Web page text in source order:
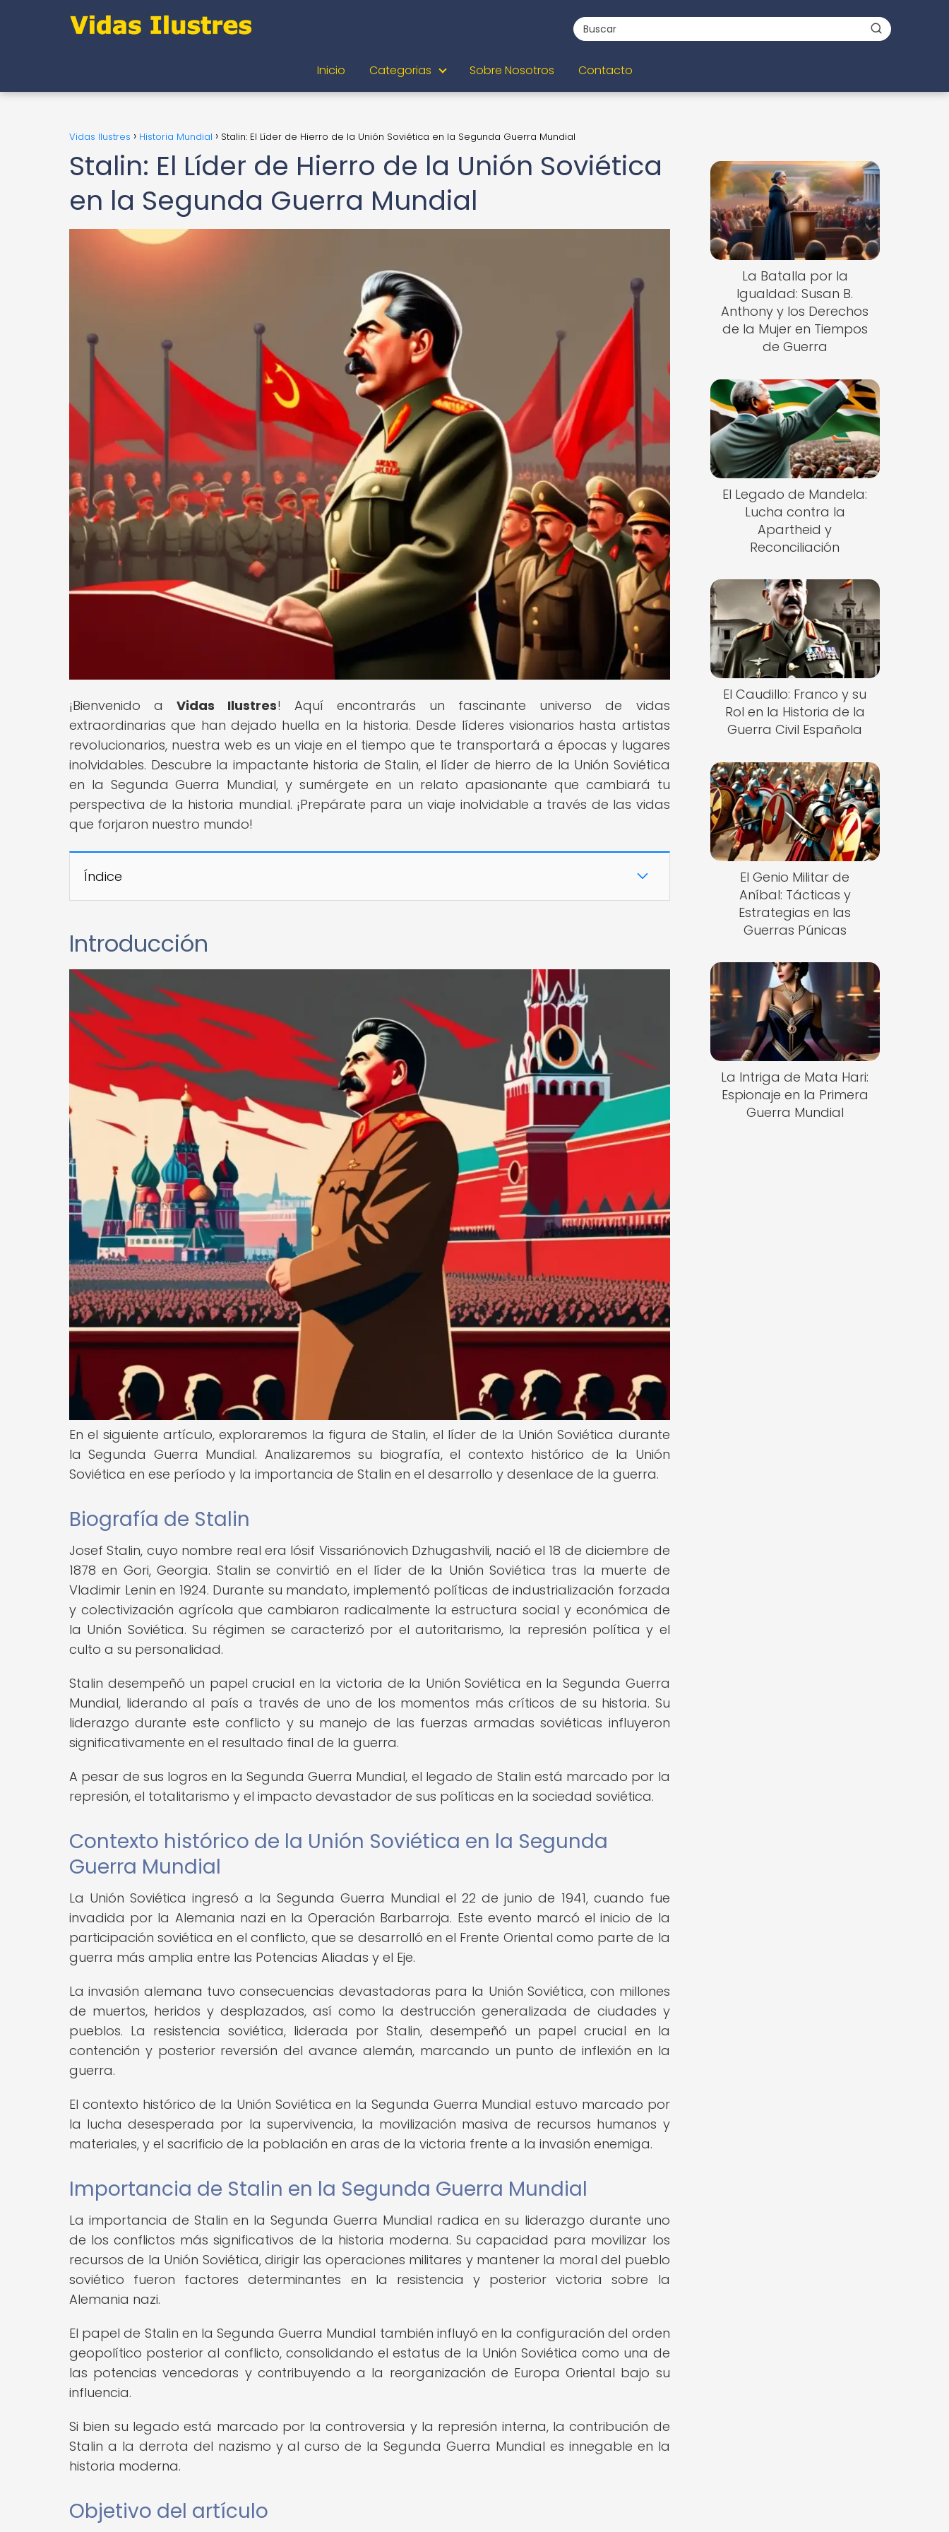
Inicio Categorias Sobre Nosotros Contacto
Vidas Ilustres Historia Mundial Stalin: El Líder de Hierro de la Unión Soviética en la Segunda Guerra Mundial
Stalin: El Líder de Hierro de la Unión Soviética
en la Segunda Guerra Mundial
¡Bienvenido aVidas Ilustres! Aquí encontrarás un fascinante universo de vidas
extraordinarias que han dejado huella en la historia. Desde líderes visionarios hasta artistas
revolucionarios, nuestra web es un viaje en el tiempo que te transportará a épocas y lugares
inolvidables. Descubre la impactante historia de Stalin, el líder de hierro de la Unión Soviética
en la Segunda Guerra Mundial, y sumérgete en un relato apasionante que cambiará tu
perspectiva de la historia mundial. ¡Prepárate para un viaje inolvidable a través de las vidas
que forjaron nuestro mundo!
Índice
Introducción
En el siguiente artículo, exploraremos la figura de Stalin, el líder de la Unión Soviética durante
la Segunda Guerra Mundial. Analizaremos su biografía, el contexto histórico de la Unión
Soviética en ese período y la importancia de Stalin en el desarrollo y desenlace de la guerra.
Biografía de Stalin
Josef Stalin, cuyo nombre real era Iósif Vissariónovich Dzhugashvili, nació el 18 de diciembre de
1878 en Gori, Georgia. Stalin se convirtió en el líder de la Unión Soviética tras la muerte de
Vladimir Lenin en 1924. Durante su mandato, implementó políticas de industrialización forzada
y colectivización agrícola que cambiaron radicalmente la estructura social y económica de
la Unión Soviética. Su régimen se caracterizó por el autoritarismo, la represión política y el
culto a su personalidad.
Stalin desempeñó un papel crucial en la victoria de la Unión Soviética en la Segunda Guerra
Mundial, liderando al país a través de uno de los momentos más críticos de su historia. Su
liderazgo durante este conflicto y su manejo de las fuerzas armadas soviéticas influyeron
significativamente en el resultado final de la guerra.
A pesar de sus logros en la Segunda Guerra Mundial, el legado de Stalin está marcado por la
represión, el totalitarismo y el impacto devastador de sus políticas en la sociedad soviética.
Contexto histórico de la Unión Soviética en la Segunda
Guerra Mundial
La Unión Soviética ingresó a la Segunda Guerra Mundial el 22 de junio de 1941, cuando fue
invadida por la Alemania nazi en la Operación Barbarroja. Este evento marcó el inicio de la
participación soviética en el conflicto, que se desarrolló en el Frente Oriental como parte de la
guerra más amplia entre las Potencias Aliadas y el Eje.
La invasión alemana tuvo consecuencias devastadoras para la Unión Soviética, con millones
de muertos, heridos y desplazados, así como la destrucción generalizada de ciudades y
pueblos. La resistencia soviética, liderada por Stalin, desempeñó un papel crucial en la
contención y posterior reversión del avance alemán, marcando un punto de inflexión en la
guerra.
El contexto histórico de la Unión Soviética en la Segunda Guerra Mundial estuvo marcado por
la lucha desesperada por la supervivencia, la movilización masiva de recursos humanos y
materiales, y el sacrificio de la población en aras de la victoria frente a la invasión enemiga.
Importancia de Stalin en la Segunda Guerra Mundial
La importancia de Stalin en la Segunda Guerra Mundial radica en su liderazgo durante uno
de los conflictos más significativos de la historia moderna. Su capacidad para movilizar los
recursos de la Unión Soviética, dirigir las operaciones militares y mantener la moral del pueblo
soviético fueron factores determinantes en la resistencia y posterior victoria sobre la
Alemania nazi.
El papel de Stalin en la Segunda Guerra Mundial también influyó en la configuración del orden
geopolítico posterior al conflicto, consolidando el estatus de la Unión Soviética como una de
las potencias vencedoras y contribuyendo a la reorganización de Europa Oriental bajo su
influencia.
Si bien su legado está marcado por la controversia y la represión interna, la contribución de
Stalin a la derrota del nazismo y al curso de la Segunda Guerra Mundial es innegable en la
historia moderna.
Objetivo del artículo
La Batalla por la
Igualdad: Susan B.
Anthony y los Derechos
de la Mujer en Tiempos
de Guerra
El Legado de Mandela:
Lucha contra la
Apartheid y
Reconciliación
El Caudillo: Franco y su
Rol en la Historia de la
Guerra Civil Española
El Genio Militar de
Aníbal: Tácticas y
Estrategias en las
Guerras Púnicas
La Intriga de Mata Hari:
Espionaje en la Primera
Guerra Mundial